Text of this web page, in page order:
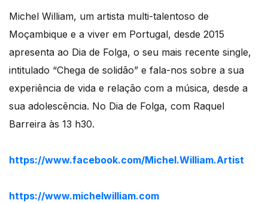
Michel William, um artista multi-talentoso de
Moçambique e a viver em Portugal, desde 2015
apresenta ao Dia de Folga, o seu mais recente single,
intitulado “Chega de solidão” e fala-nos sobre a sua
experiência de vida e relação com a música, desde a
sua adolescência. No Dia de Folga, com Raquel
Barreira às 13 h30.
https://www.facebook.com/Michel.William.Artist
https://www.michelwilliam.com